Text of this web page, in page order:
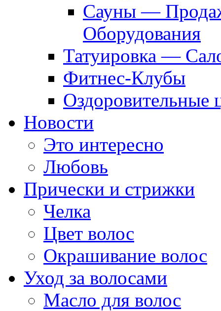
Сауны —
Оборудования
Татуировка —
Фитнес-Клубы
Оздоровительные
Новости
Это интересно
Любовь
Прически и стрижки
Челка
Цвет волос
Окрашивание волос
Уход за волосами
Масло для волос